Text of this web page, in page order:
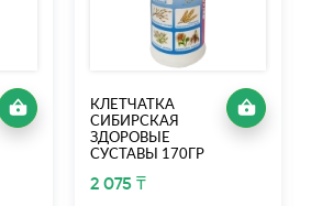
КЛЕТЧАТКА
СИБИРСКАЯ
ЗДОРОВЫЕ
СУСТАВЫ 170ГР
2 075 ₸